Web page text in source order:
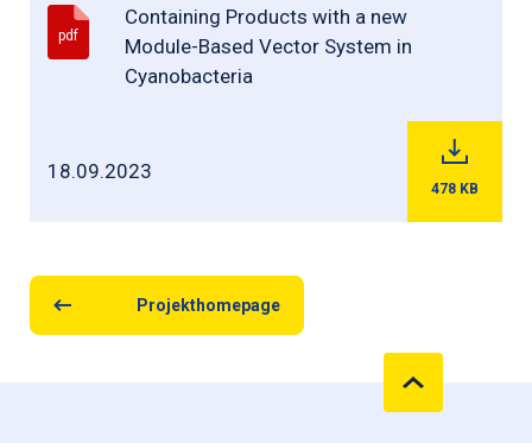
pdf
Containing Products with a new
Module-Based Vector System in
Cyanobacteria
18.09.2023
478 KB
Projekthomepage